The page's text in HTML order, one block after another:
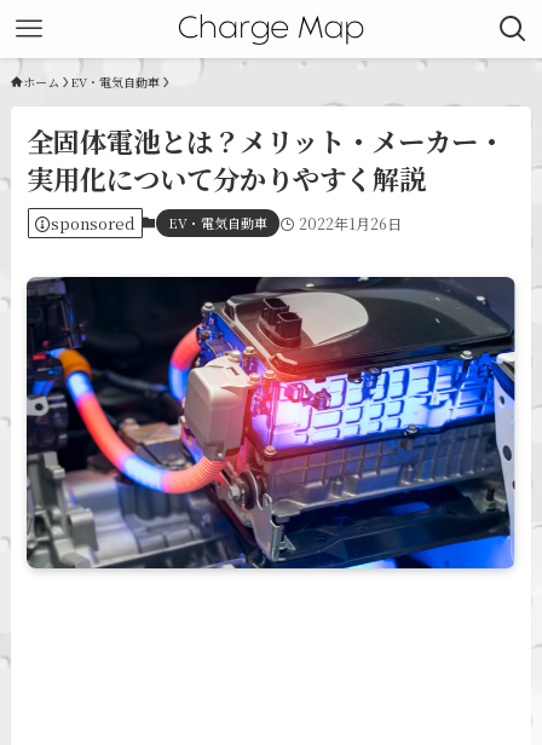
ホーム EV・電気自動車
全固体電池とは？メリット・メーカー・
実用化について分かりやすく解説
sponsored EV・電気自動車 2022年1月26日